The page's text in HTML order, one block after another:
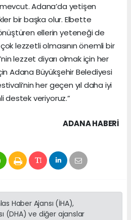
Adana’da yetişen
bir başka olur. Elbette
ellerin yeteneği de
lezzetli olmasının önemli bir
lezzet diyarı olmak için her
Adana Büyükşehir Belediyesi
her geçen yıl daha iyi
destek veriyoruz.”
ADANA HABERİ
Haber Ajansı (İHA),
(DHA) ve diğer ajanslar